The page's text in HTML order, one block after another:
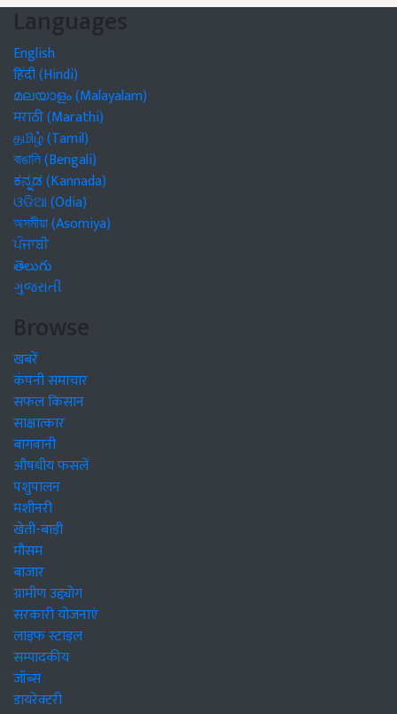
Languages
English
हिंदी (Hindi)
മലയാളം (Malayalam)
मराठी (Marathi)
தமிழ் (Tamil)
বাঙালি (Bengali)
ಕನ್ನಡ (Kannada)
ଓଡିଆ (Odia)
অসমীয়া (Asomiya)
ਪੰਜਾਬੀ
తెలుగు
ગુજરાતી
Browse
खबरें
कंपनी समाचार
सफल किसान
साक्षात्कार
बागवानी
औषधीय फसलें
पशुपालन
मशीनरी
खेती-बाड़ी
मौसम
बाजार
ग्रामीण उद्द्योग
सरकारी योजनाएं
लाइफ स्टाइल
सम्पादकीय
जॉब्स
डायरेक्टरी